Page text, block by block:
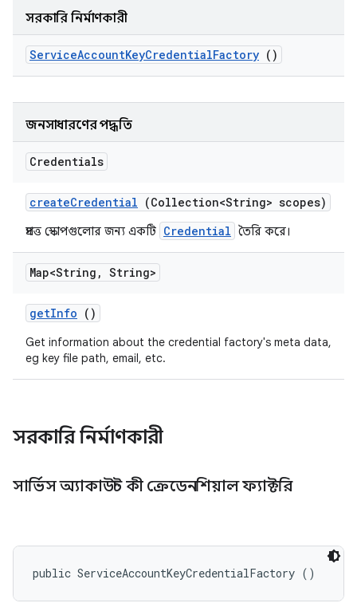
সরকারি নির্মাণকারী
ServiceAccountKeyCredentialFactory ()
জনসাধারণের পদ্ধতি
Credentials
createCredential (Collection<String> scopes)
প্রদত্ত স্কোপগুলোর জন্য একটি Credential তৈরি করে।
Map<String , String>
getInfo ()
Get information about the credential factory's meta data,
eg key file path, email, etc.
সরকারি নির্মাণকারী
সার্ভিস অ্যাকাউন্ট কী ক্রেডেনশিয়াল ফ্যাক্টরি
public ServiceAccountKeyCredentialFactory ()